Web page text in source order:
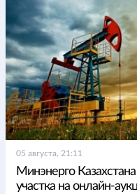
05 августа, 21:11
Минэнерго
участка на онлайн-